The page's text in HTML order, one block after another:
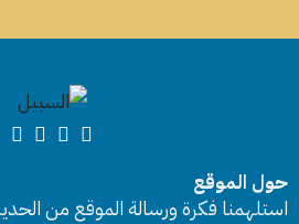
حول الموقع
استلهمنا فكرة ورسالة الموقع من